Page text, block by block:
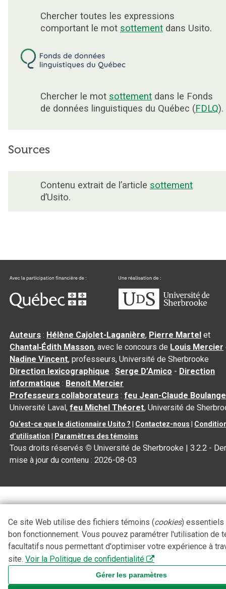
Chercher toutes les expressions
comportant le mot sottement dans Usito.
Chercher le mot sottement dans le Fonds
de données linguistiques du Québec (FDLQ).
Sources
Contenu extrait de l’article sottement
d’Usito.
Auteurs : Hélène Cajolet-Laganière, Pierre Martel et
Chantal‑Édith Masson, avec le concours de Louis Mercier
Nadine Vincent, professeurs, Université de Sherbrooke
Direction lexicographique :Serge D’Amico - Direction
informatique : Benoit Mercier
Professeurs collaborateurs :feu Jean-Claude
Université Laval,feu Michel Théoret, Université de
Qu’est-ce que le dictionnaire Usito ? Contactez-nous
d’utilisation
Paramètres des témoins
Tous droits réservés © Université de Sherbrooke |3.2.2 -
mise à jour du contenu :2026-08-03
Ce site Web utilise des fichiers témoins (cookies) essentiels
bon fonctionnement. Vous pouvez paramétrer l'utilisation de
facultatifs nous permettant d'optimiser votre expérience à
site. Voir la Politique de confidentialité
Gérer les paramètres